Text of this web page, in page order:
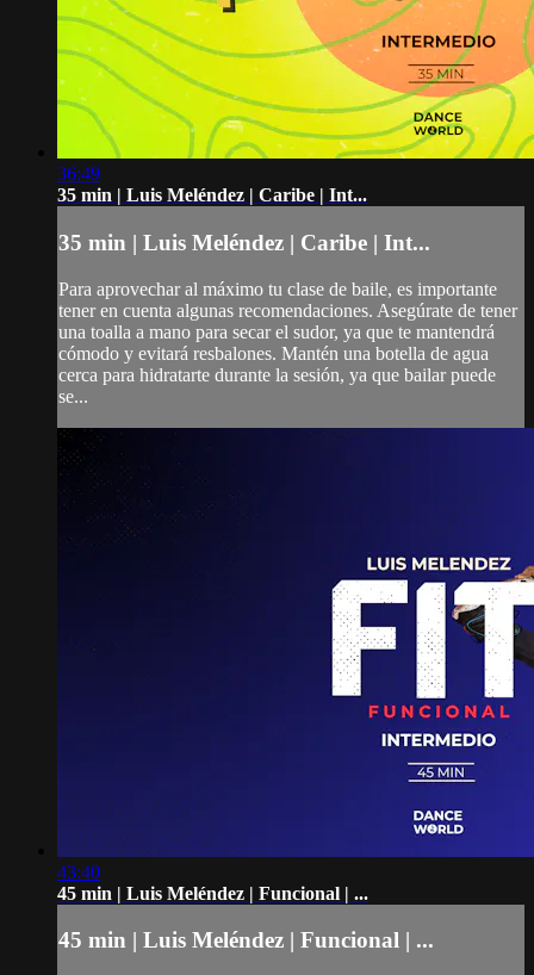
36:49
35 min | Luis Meléndez | Caribe | Int...
35 min | Luis Meléndez | Caribe | Int...
Para aprovechar al máximo tu clase de baile, es importante
tener en cuenta algunas recomendaciones. Asegúrate de tener
una toalla a mano para secar el sudor, ya que te mantendrá
cómodo y evitará resbalones. Mantén una botella de agua
cerca para hidratarte durante la sesión, ya que bailar puede
se...
43:40
45 min | Luis Meléndez | Funcional | ...
45 min | Luis Meléndez | Funcional | ...